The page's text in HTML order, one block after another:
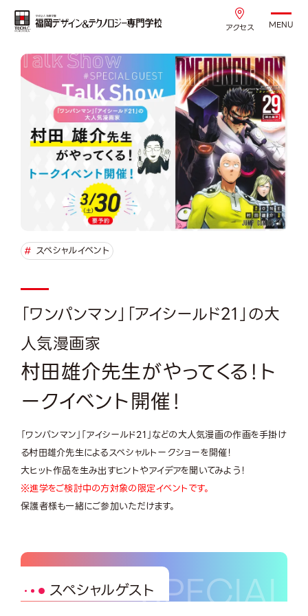
アクセス MENU
# スペシャルイベント
「ワンパンマン」「アイシールド21」の大
人気漫画家
村田雄介先生がやってくる！ト
ークイベント開催！
「ワンパンマン」「アイシールド21」などの大人気漫画の作画を手掛け
る村田雄介先生によるスペシャルトークショーを開催！
大ヒット作品を生み出すヒントやアイデアを聞いてみよう！
※進学をご検討中の方対象の限定イベントです。
保護者様も一緒にご参加いただけます。
スペシャルゲスト